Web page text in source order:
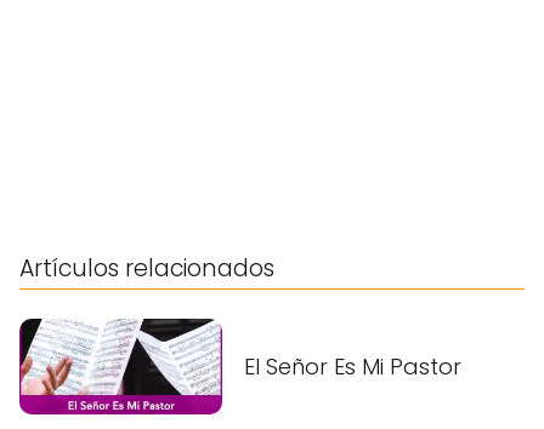
Artículos relacionados
El Señor Es Mi Pastor